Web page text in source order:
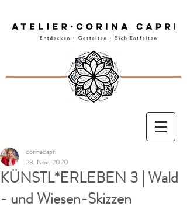
KÜNSTL*ERLEBEN 3 | Wald
- und Wiesen-Skizzen
corinacapri
23. Nov. 2020